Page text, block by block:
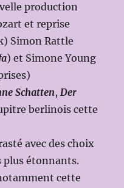
production
et reprise
Simon Rattle
) et Simone Young
Schatten,Der
berlinois cette
avec des choix
plus étonnants.
cette